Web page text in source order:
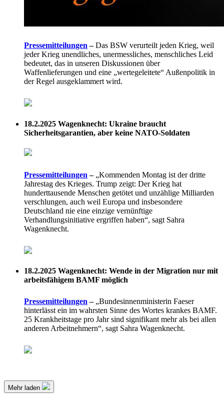
Pressemitteilungen–Das BSW verurteilt jeden Krieg, weil
jeder Krieg unendliches, unermessliches, menschliches Leid
bedeutet, das in unseren Diskussionen über
Waffenlieferungen und eine „wertegeleitete“ Außenpolitik in
der Regel ausgeklammert wird.
18.2.2025 Wagenknecht: Ukraine braucht
Sicherheitsgarantien, aber keine NATO-Soldaten
Pressemitteilungen –„Kommenden Montag ist der dritte
Jahrestag des Krieges. Trump zeigt: Der Krieg hat
hunderttausende Menschen getötet und unzählige Milliarden
verschlungen, auch weil Europa und insbesondere
Deutschland nie eine einzige vernünftige
Verhandlungsinitiative ergriffen haben“, sagt Sahra
Wagenknecht.
18.2.2025 Wagenknecht: Wende in der Migration nur mit
arbeitsfähigem BAMF möglich
Pressemitteilungen –„Bundesinnenministerin Faeser
hinterlässt ein im wahrsten Sinne des Wortes krankes BAMF.
25 Krankheitstage pro Jahr sind signifikant mehr als bei allen
anderen Arbeitnehmern“, sagt Sahra Wagenknecht.
Mehr laden